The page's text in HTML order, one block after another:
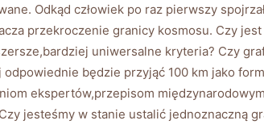
Odkąd człowiek po raz pierwszy
przekroczenie granicy kosmosu. Czy
uniwersalne kryteria? Czy
będzie przyjąć 100 km jako
ekspertów,przepisom
jesteśmy w stanie ustalić jednoznaczną